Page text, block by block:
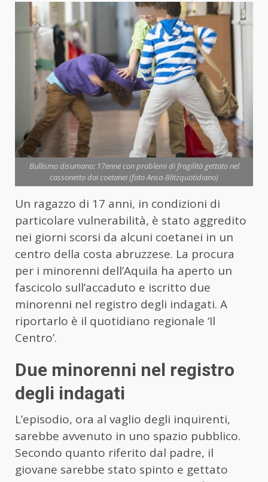
Bullismo disumano: 17enne con problemi di fragilità gettato nel
cassonetto dai coetanei (foto Ansa-Blitzquotidiano)
Un ragazzo di 17 anni, in condizioni di
particolare vulnerabilità, è stato aggredito
nei giorni scorsi da alcuni coetanei in un
centro della costa abruzzese. La procura
per i minorenni dell’Aquila ha aperto un
fascicolo sull’accaduto e iscritto due
minorenni nel registro degli indagati. A
riportarlo è il quotidiano regionale ‘Il
Centro’.
Due minorenni nel registro
degli indagati
L’episodio, ora al vaglio degli inquirenti,
sarebbe avvenuto in uno spazio pubblico.
Secondo quanto riferito dal padre, il
giovane sarebbe stato spinto e gettato